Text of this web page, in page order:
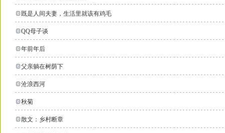
既是人间夫妻，生活里就该有鸡毛
QQ母子谈
年前年后
父亲躺在树荫下
沧浪西河
秋菊
散文：乡村断章